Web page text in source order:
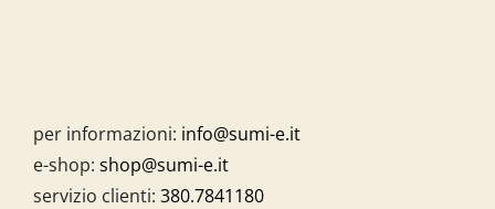
per informazioni: info@sumi-e.it
e-shop: shop@sumi-e.it
servizio clienti: 380.7841180